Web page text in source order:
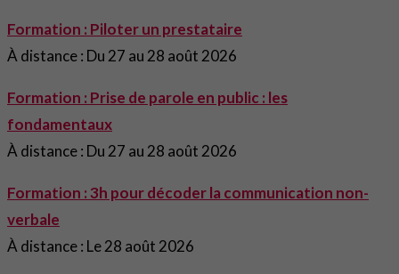
Formation : Piloter un prestataire
À distance : Du 27 au 28 août 2026
Formation : Prise de parole en public : les
fondamentaux
À distance : Du 27 au 28 août 2026
Formation : 3h pour décoder la communication non-
verbale
À distance : Le 28 août 2026